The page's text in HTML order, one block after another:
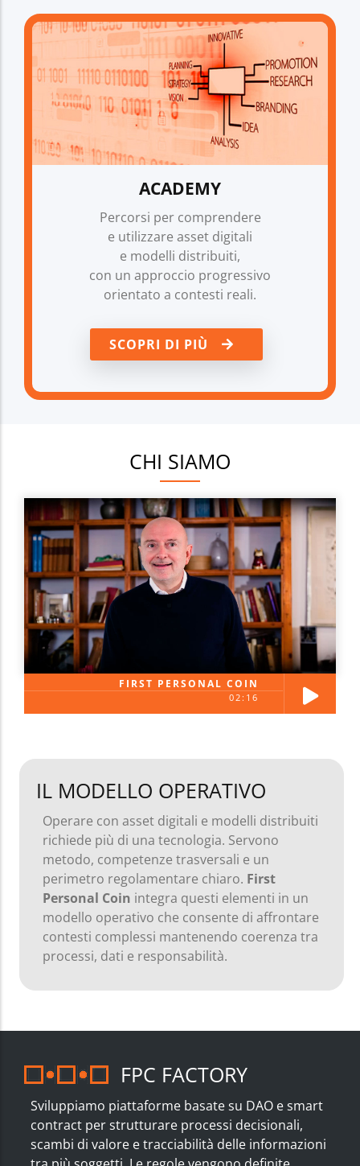
ACADEMY
Percorsi per comprendere
e utilizzare asset digitali
e modelli distribuiti,
con un approccio progressivo
orientato a contesti reali.
SCOPRI DI PIÙ
CHI SIAMO
FIRST PERSONAL COIN
02:16
IL MODELLO OPERATIVO
Operare con asset digitali e modelli distribuiti
richiede più di una tecnologia. Servono
metodo, competenze trasversali e un
perimetro regolamentare chiaro. First
Personal Coin integra questi elementi in un
modello operativo che consente di affrontare
contesti complessi mantenendo coerenza tra
processi, dati e responsabilità.
FPC FACTORY
Sviluppiamo piattaforme basate su DAO e smart
contract per strutturare processi decisionali,
scambi di valore e tracciabilità delle informazioni